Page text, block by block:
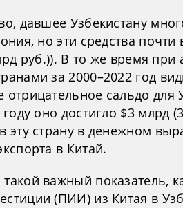
давшее Узбекистану
но эти средства
руб.)). В то же время при
за 2000–2022 год
отрицательное сальдо для
году оно достигло $3 млрд
эту страну в денежном
в Китай.
важный показатель,
(ПИИ) из Китая в